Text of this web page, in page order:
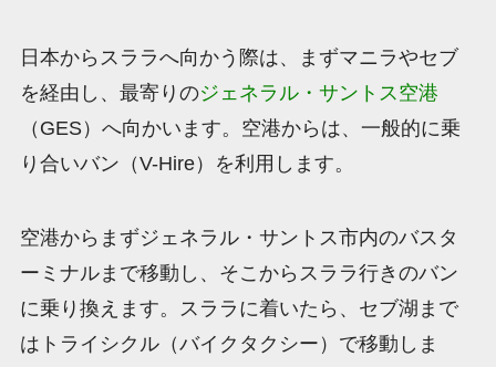
日本からスララへ向かう際は、まずマニラやセブ
を経由し、最寄りのジェネラル・サントス空港
（GES）へ向かいます。空港からは、一般的に乗
り合いバン（V-Hire）を利用します。
空港からまずジェネラル・サントス市内のバスタ
ーミナルまで移動し、そこからスララ行きのバン
に乗り換えます。スララに着いたら、セブ湖まで
はトライシクル（バイクタクシー）で移動しま